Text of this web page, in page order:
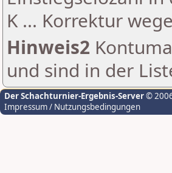
K ... Korrektur
Hinweis2
und sind in der
Der Schachturnier-Ergebnis-Server©
Impressum / Nutzungsbedingungen